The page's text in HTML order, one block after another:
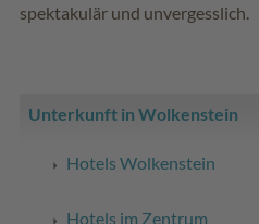
spektakulär und unvergesslich.
Unterkunft in Wolkenstein
Hotels Wolkenstein
Hotels im Zentrum